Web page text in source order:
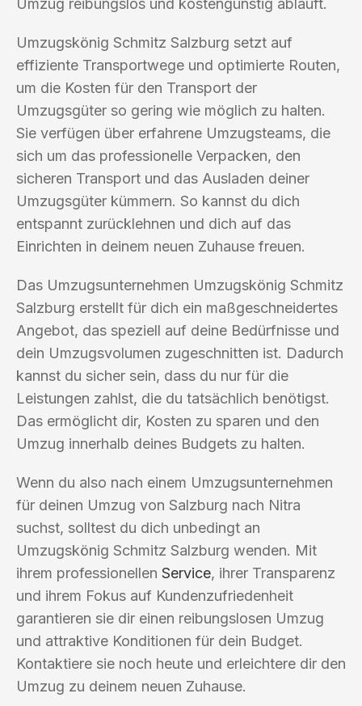
Umzug reibungslos und kostengünstig abläuft.
Umzugskönig Schmitz Salzburg setzt auf
effiziente Transportwege und optimierte Routen,
um die Kosten für den Transport der
Umzugsgüter so gering wie möglich zu halten.
Sie verfügen über erfahrene Umzugsteams, die
sich um das professionelle Verpacken, den
sicheren Transport und das Ausladen deiner
Umzugsgüter kümmern. So kannst du dich
entspannt zurücklehnen und dich auf das
Einrichten in deinem neuen Zuhause freuen.
Das Umzugsunternehmen Umzugskönig Schmitz
Salzburg erstellt für dich ein maßgeschneidertes
Angebot, das speziell auf deine Bedürfnisse und
dein Umzugsvolumen zugeschnitten ist. Dadurch
kannst du sicher sein, dass du nur für die
Leistungen zahlst, die du tatsächlich benötigst.
Das ermöglicht dir, Kosten zu sparen und den
Umzug innerhalb deines Budgets zu halten.
Wenn du also nach einem Umzugsunternehmen
für deinen Umzug von Salzburg nach Nitra
suchst, solltest du dich unbedingt an
Umzugskönig Schmitz Salzburg wenden. Mit
ihrem professionellen Service, ihrer Transparenz
und ihrem Fokus auf Kundenzufriedenheit
garantieren sie dir einen reibungslosen Umzug
und attraktive Konditionen für dein Budget.
Kontaktiere sie noch heute und erleichtere dir den
Umzug zu deinem neuen Zuhause.